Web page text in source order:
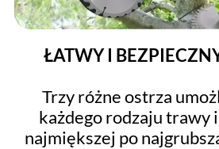
ŁATWY I
Trzy różne ostrza
każdego rodzaju trawy
najmiększej po